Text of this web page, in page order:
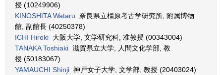
授 (10249906)
KINOSHITA Wataru 奈良県立橿原考古学研究所, 附属博物
館, 副館長 (40250378)
ICHI Hiroki 大阪大学, 文学研究科, 准教授 (00343004)
TANAKA Toshiaki 滋賀県立大学, 人間文化学部, 教
授 (50183067)
YAMAUCHI Shinji 神戸女子大学, 文学部, 教授 (20403024)